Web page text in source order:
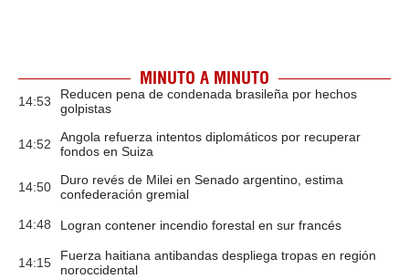
MINUTO A MINUTO
14:53
Reducen pena de condenada brasileña por hechos
golpistas
14:52
Angola refuerza intentos diplomáticos por recuperar
fondos en Suiza
14:50
Duro revés de Milei en Senado argentino, estima
confederación gremial
14:48 Logran contener incendio forestal en sur francés
14:15
Fuerza haitiana antibandas despliega tropas en región
noroccidental